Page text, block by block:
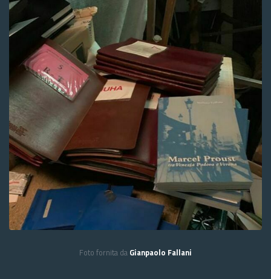
Foto fornita da Gianpaolo Fallani